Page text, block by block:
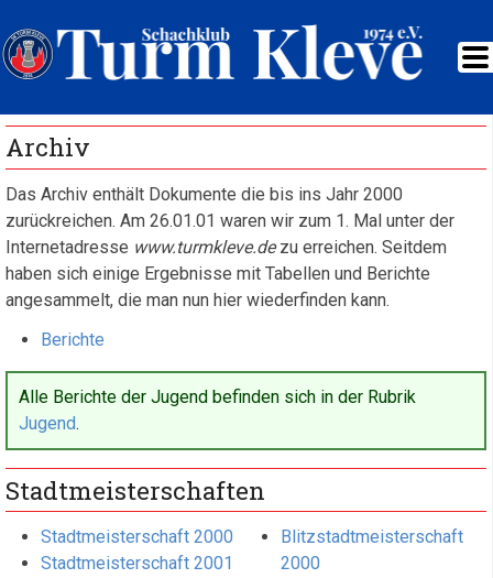
Archiv
Das Archiv enthält Dokumente die bis ins Jahr 2000
zurückreichen. Am 26.01.01 waren wir zum 1. Mal unter der
Internetadresse www.turmkleve.dezu erreichen. Seitdem
haben sich einige Ergebnisse mit Tabellen und Berichte
angesammelt, die man nun hier wiederfinden kann.
Navigation
Berichte
Alle Berichte der Jugend befinden sich in der Rubrik
Jugend.
Stadtmeisterschaften
Stadtmeisterschaft 2000
Stadtmeisterschaft 2001
Blitzstadtmeisterschaft
2000